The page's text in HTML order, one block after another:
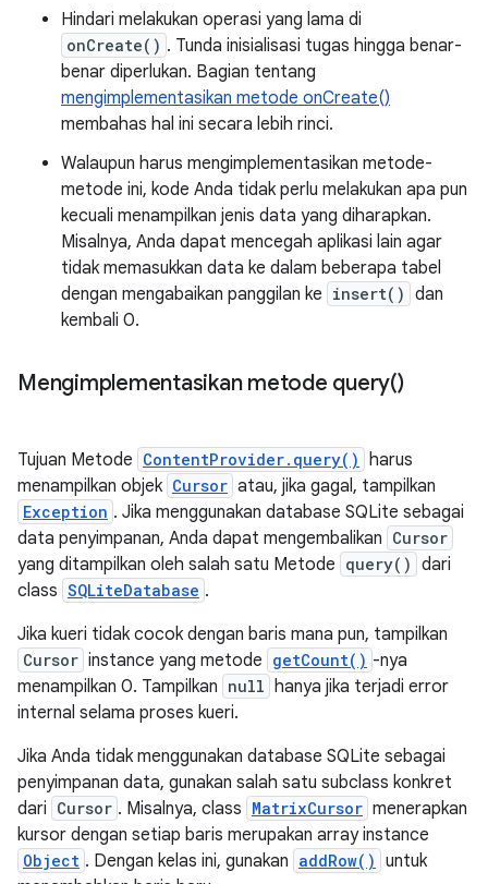
Hindari melakukan operasi yang lama di
onCreate() . Tunda inisialisasi tugas hingga benar-
benar diperlukan. Bagian tentang
mengimplementasikan metode onCreate()
membahas hal ini secara lebih rinci.
Walaupun harus mengimplementasikan metode-
metode ini, kode Anda tidak perlu melakukan apa pun
kecuali menampilkan jenis data yang diharapkan.
Misalnya, Anda dapat mencegah aplikasi lain agar
tidak memasukkan data ke dalam beberapa tabel
dengan mengabaikan panggilan ke insert() dan
kembali 0.
Mengimplementasikan metode query()
Tujuan Metode ContentProvider.query() harus
menampilkan objek Cursor atau, jika gagal, tampilkan
Exception . Jika menggunakan database SQLite sebagai
data penyimpanan, Anda dapat mengembalikan Cursor
yang ditampilkan oleh salah satu Metode query() dari
class SQLiteDatabase .
Jika kueri tidak cocok dengan baris mana pun, tampilkan
Cursor instance yang metode getCount() -nya
menampilkan 0. Tampilkan null hanya jika terjadi error
internal selama proses kueri.
Jika Anda tidak menggunakan database SQLite sebagai
penyimpanan data, gunakan salah satu subclass konkret
dari Cursor . Misalnya, class MatrixCursor menerapkan
kursor dengan setiap baris merupakan array instance
Object . Dengan kelas ini, gunakan addRow() untuk